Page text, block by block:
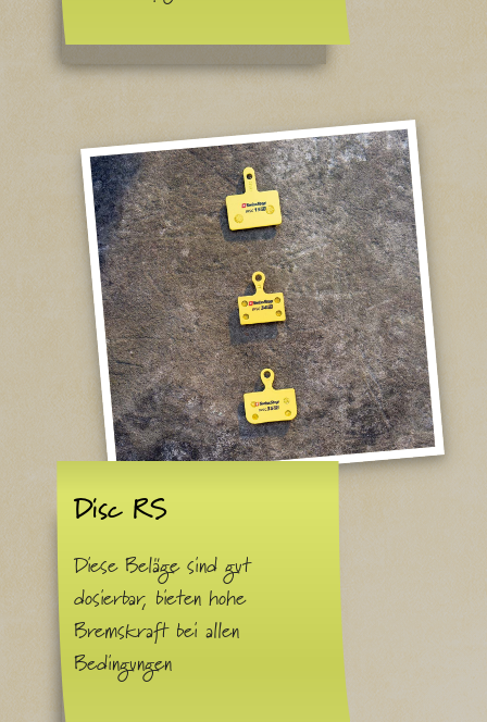
Disc RS
Diese Beläge sind gut
dosierbar, bieten hohe
Bremskraft bei allen
Bedingungen